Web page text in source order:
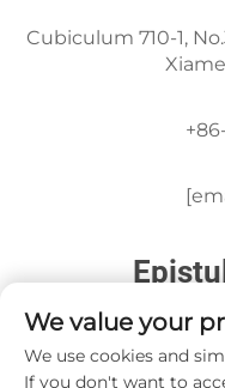
Cubiculum 710-1,
We value your
We use cookies and
If you don't want to